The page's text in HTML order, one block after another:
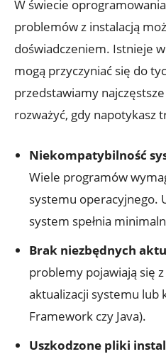
W świecie
problemów z instalacją
doświadczeniem. Istnieje
mogą przyczyniać się do
przedstawiamy
rozważyć, gdy napotykasz
Niekompatybilność
Wiele programów
systemu operacyjnego.
system spełnia
Brak niezbędnych
problemy pojawiają się
aktualizacji systemu lub
Framework czy Java).
Uszkodzone pliki